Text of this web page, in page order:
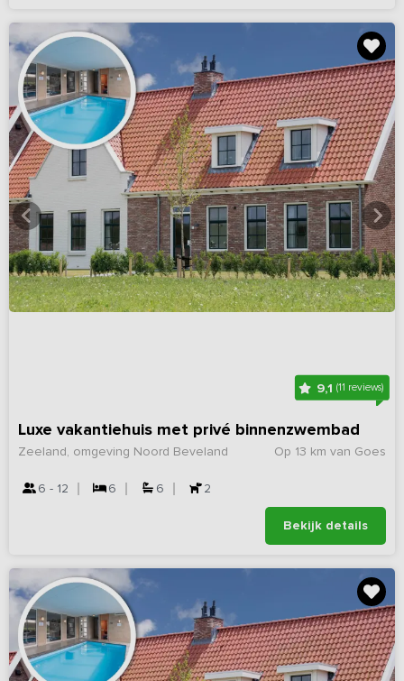
9,1(11 reviews)
Luxe vakantiehuis met privé binnenzwembad
Op 13 km van Goes
Zeeland, omgeving Noord Beveland
6 - 12 6 6 2
Bekijk details